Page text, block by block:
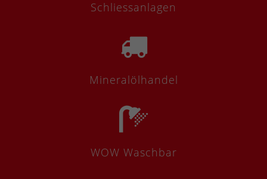
Lorem ipsum dolor sit amet:
We offer support for our customers
(GMT +1)
Get in touch
Schliessanlagen
Mineralölhandel
WOW Waschbar